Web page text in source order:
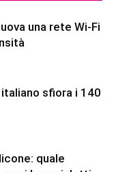
una rete Wi-Fi
sfiora i 140
quale